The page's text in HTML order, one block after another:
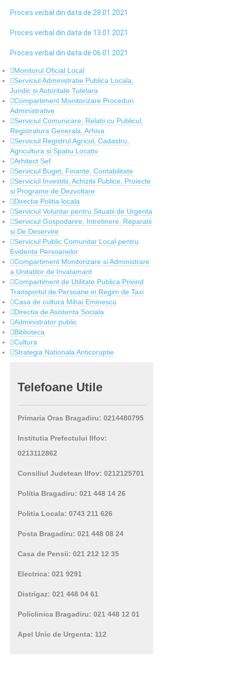
Proces verbal din data de 28.01.2021
Proces verbal din data de 13.01.2021
Proces verbal din data de 06.01.2021
Monitorul Oficial Local
Serviciul Administratie Publica Locala,
Juridic si Autoritate Tutelara
Compartiment Monitorizare Proceduri
Administrative
Serviciul Comunicare, Relatii cu Publicul,
Registratura Generala, Arhiva
Serviciul Registrul Agricol, Cadastru,
Agricultura si Spatiu Locativ
Arhitect Sef
Serviciul Buget, Finante, Contabilitate
Serviciul Investitii, Achizitii Publice, Proiecte
si Programe de Dezvoltare
Directia Politia locala
Serviciul Voluntar pentru Situatii de Urgenta
Serviciul Gospodarire, Intretinere, Reparatii
si De Deservire
Serviciul Public Comunitar Local pentru
Evidenta Persoanelor
Compartiment Monitorizare si Administrare
a Unitatilor de Invatamant
Compartiment de Utilitate Publica Privind
Transportul de Persoane in Regim de Taxi
Casa de cultura Mihai Eminescu
Directia de Asistenta Sociala
Administrator public
Biblioteca
Cultura
Strategia Nationala Anticoruptie
Telefoane Utile
Primaria Oras Bragadiru: 0214480795
Institutia Prefectului Ilfov:
0213112862
Consiliul Judetean Ilfov: 0212125701
Politia Bragadiru: 021 448 14 26
Politia Locala: 0743 211 626
Posta Bragadiru: 021 448 08 24
Casa de Pensii: 021 212 12 35
Electrica: 021 9291
Distrigaz: 021 448 04 61
Policlinica Bragadiru: 021 448 12 01
Apel Unic de Urgenta: 112